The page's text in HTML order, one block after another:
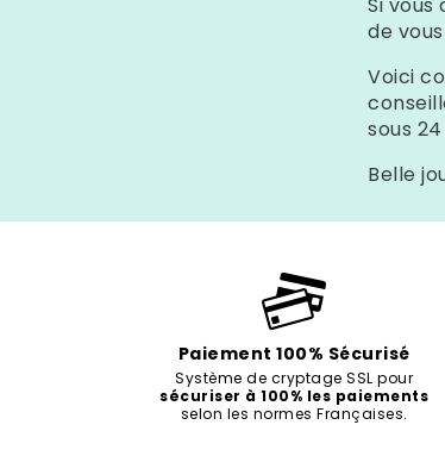
de
Voici
sous
Belle
Paiement 100% Sécurisé
Système de cryptage SSL pour
sécuriser à 100% les paiements
selon les normes Françaises.